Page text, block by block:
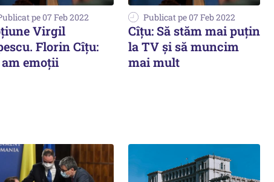
pe 07 Feb 2022
Virgil
Florin Cîțu:
emoții
Publicat pe 07 Feb 2022
Cîțu: Să stăm mai puțin
la TV și să muncim
mai mult